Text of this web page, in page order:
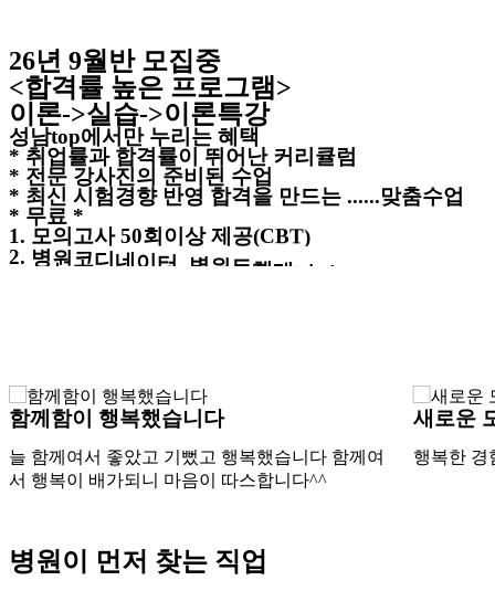
26년 9월반 모집중
<합격률 높은 프로그램>
이 론->실 습->이 론특강
성남top에 서 만 누리 는 혜 택
* 취 업 률과 합격률이 뛰 어 난 커 리 큘럼
* 전문 강사진의 준비 된 수업
* 최신 시 험경향 반영 합격을 만드는 ......맞춤수업
* 무료 *
1. 모의 고사 50회 이 상 제 공(CBT)
2. 병원 코디네이터 병 원 동 행
......최선의 마음 이 가득
함께함이 행복했습니다
늘 함께여서 좋았고 기뻤고 행복했습니다 함께여
서 행복이 배가되니 마음이 따스합니다^^
새로운
행복한 경
병원 이 먼저 찾는 직업